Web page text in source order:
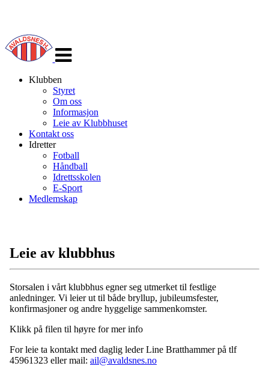
navigasjon
Klubben
Styret
Om oss
Informasjon
Leie av Klubbhuset
Kontakt oss
Idretter
Fotball
Håndball
Idrettsskolen
E-Sport
Medlemskap
Leie av klubbhus
Storsalen i vårt klubbhus egner seg utmerket til festlige
anledninger. Vi leier ut til både bryllup, jubileumsfester,
konfirmasjoner og andre hyggelige sammenkomster.
Klikk på filen til høyre for mer info
For leie ta kontakt med daglig leder Line Bratthammer på tlf
45961323 eller mail: ail@avaldsnes.no